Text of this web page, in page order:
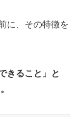
に、その特徴を
きること」と